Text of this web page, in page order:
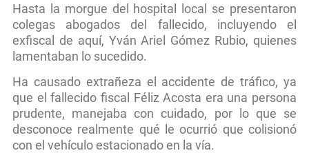
Hasta la morgue del hospital local se presentaron
colegas abogados del fallecido, incluyendo el
exfiscal de aquí, Yván Ariel Gómez Rubio, quienes
lamentaban lo sucedido.
Ha causado extrañeza el accidente de tráfico, ya
que el fallecido fiscal Féliz Acosta era una persona
prudente, manejaba con cuidado, por lo que se
desconoce realmente qué le ocurrió que colisionó
con el vehículo estacionado en la vía.